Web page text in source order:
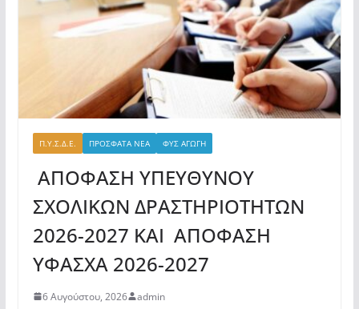
Π.Υ.Σ.Δ.Ε. ΠΡΟΣΦΑΤΑ ΝΕΑ ΦΥΣ ΑΓΩΓΗ
ΑΠΟΦΑΣΗ ΥΠΕΥΘΥΝΟΥ
ΣΧΟΛΙΚΩΝ ΔΡΑΣΤΗΡΙΟΤΗΤΩΝ
2026-2027 ΚΑΙ ΑΠΟΦΑΣΗ
ΥΦΑΣΧΑ 2026-2027
6 Αυγούστου, 2026 admin